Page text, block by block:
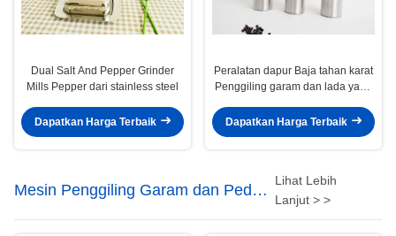
Dual Salt And Pepper Grinder
Mills Pepper dari stainless steel
Dapatkan Harga Terbaik
Peralatan dapur Baja tahan karat
Penggiling garam dan lada yang
Dapatkan Harga Terbaik
Mesin Penggiling Garam dan Pedas
Kayu
Lihat Lebih
Lanjut > >